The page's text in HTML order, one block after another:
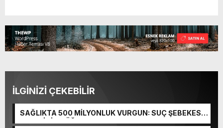
İLGİNİZİ ÇEKEBİLİR
SAĞLIKTA 500 MİLYONLUK VURGUN: SUÇ ŞEBEKESİ
KAÇIŞ İÇİN DÜĞMEYE BASTI!